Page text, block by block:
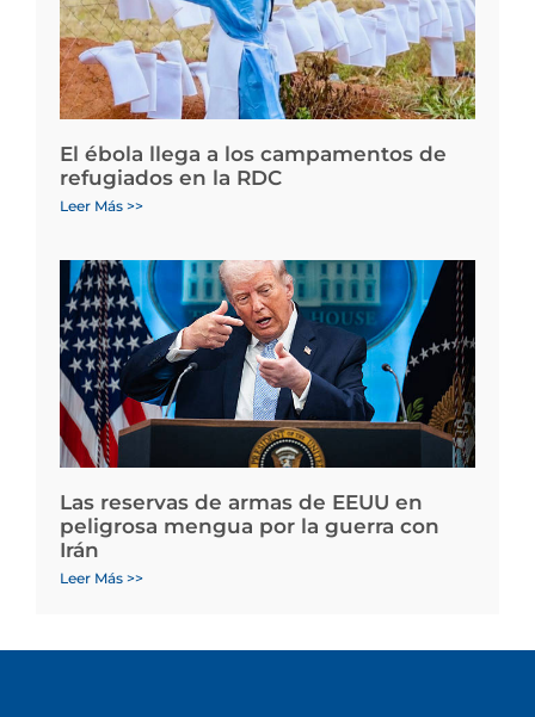
El ébola llega a los campamentos de
refugiados en la RDC
Leer Más >>
Las reservas de armas de EEUU en
peligrosa mengua por la guerra con
Irán
Leer Más >>